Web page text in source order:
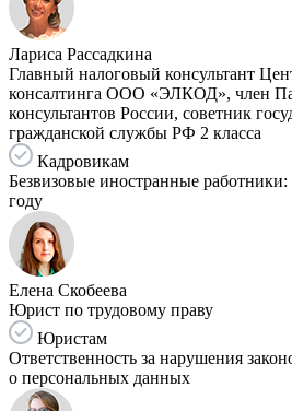
Лариса Рассадкина
Главный налоговый консультант
консалтинга ООО «ЭЛКОД», член
консультантов России, советник
гражданской службы РФ 2 класса
Кадровикам
Безвизовые иностранные
году
Елена Скобеева
Юрист по трудовому праву
Юристам
Ответственность за нарушения
о персональных данных